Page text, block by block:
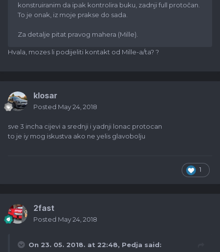
konstruiranim da ipak kontrolira buku, zadnji full protočan.
To je onak, iz moje prakse do sada.
Za detalje pitat pravog mahera (Mille).
Hvala, mozes li podijeliti kontakt od Mille-a/ta? ?
klosar
Posted May 24, 2018
sve 3 incha cijevi a srednji i yadnji lonac protocan
to je iy mog iskustva ako ne yelis glavobolju
1
2fast
Posted May 24, 2018
On 23. 05. 2018. at 22:48, Pedja said: